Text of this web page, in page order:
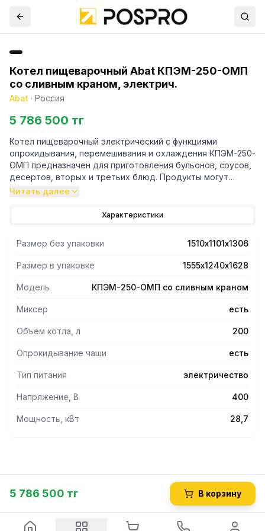
Котел пищеварочный Abat КПЭМ-250-ОМП
со сливным краном, электрич.
Abat · Россия
5 786 500 тг
Котел пищеварочный электрический с функциями
опрокидывания, перемешивания и охлаждения КПЭМ-250-
ОМП предназначен для приготовления бульонов, соусов,
десертов, вторых и третьих блюд. Продукты могут
приготавливаться как с перемешиванием, так и без
Читать далее
Характеристики
Размер без упаковки 1510х1101х1306
Размер в упаковке 1555х1240х1628
Модель КПЭМ-250-ОМП со сливным краном
Миксер есть
Объем котла, л 200
Опрокидывание чаши есть
Тип питания электричество
Напряжение, В 400
Мощность, кВт 28,7
5 786 500 тг В корзину